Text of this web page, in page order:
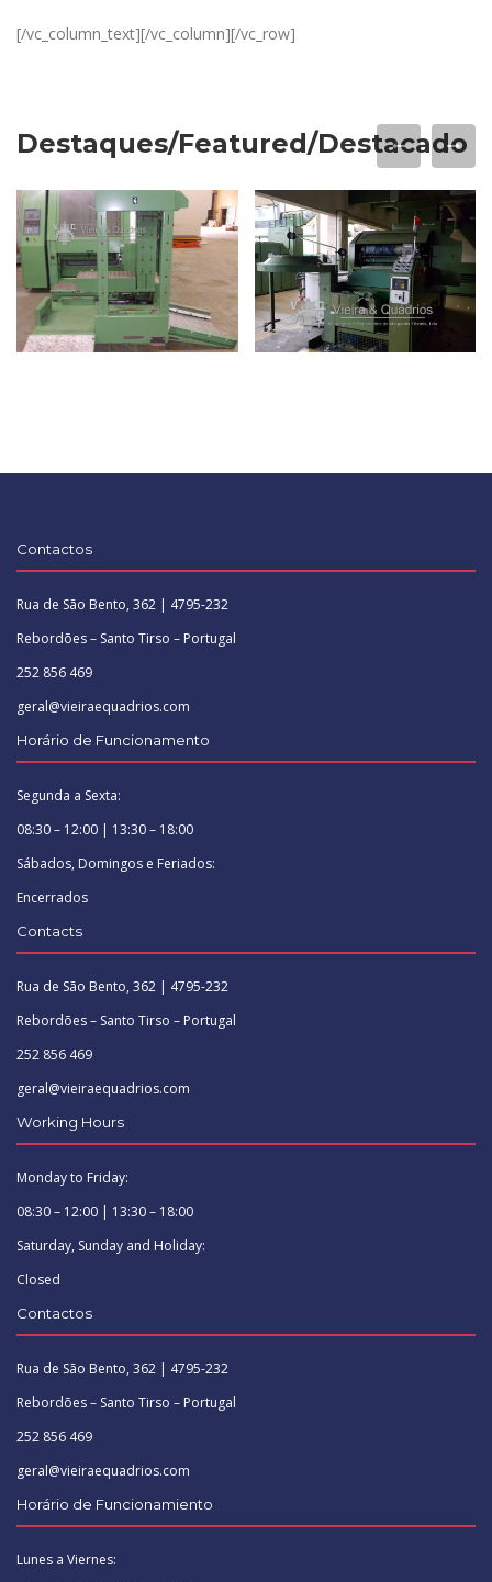
[/vc_column_text][/vc_column][/vc_row]
Destaques/Featured/Destacado
CARDA RIETER C50
CARDA MARZOLI CX
300
Contactos
Rua de São Bento, 362 | 4795-232
Rebordões – Santo Tirso – Portugal
252 856 469
geral@vieiraequadrios.com
Horário de Funcionamento
Segunda a Sexta:
08:30 – 12:00 | 13:30 – 18:00
Sábados, Domingos e Feriados:
Encerrados
Contacts
Rua de São Bento, 362 | 4795-232
Rebordões – Santo Tirso – Portugal
252 856 469
geral@vieiraequadrios.com
Working Hours
Monday to Friday:
08:30 – 12:00 | 13:30 – 18:00
Saturday, Sunday and Holiday:
Closed
Contactos
Rua de São Bento, 362 | 4795-232
Rebordões – Santo Tirso – Portugal
252 856 469
geral@vieiraequadrios.com
Horário de Funcionamiento
Lunes a Viernes: